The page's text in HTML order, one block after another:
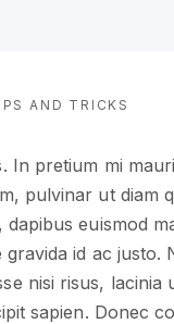
AND TRICKS
In pretium mi
pulvinar ut diam
euismod
id ac justo.
nisi risus, lacinia
sapien. Donec